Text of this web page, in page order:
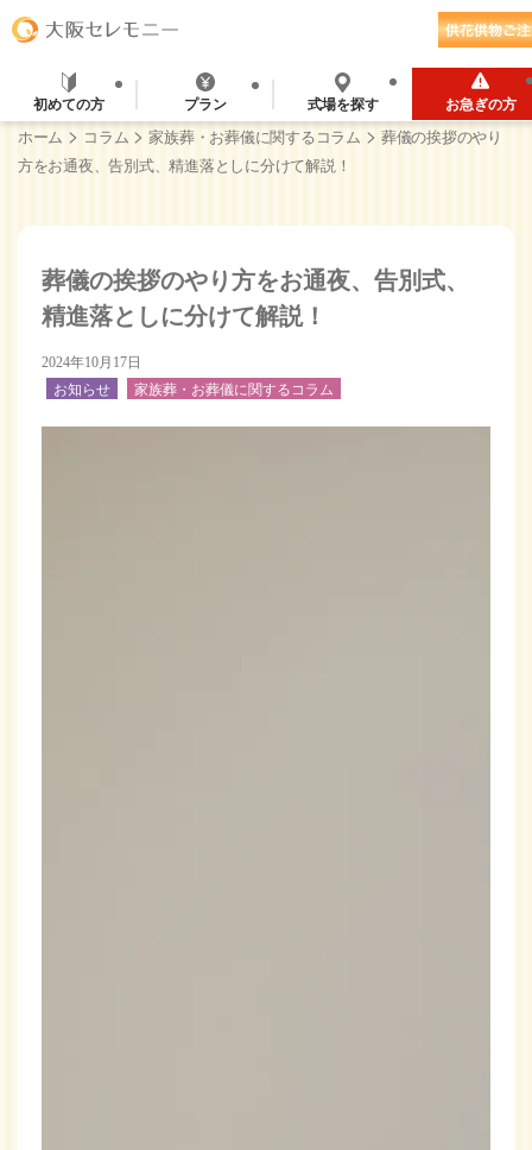
初めての方 プラン 式場を探す お急ぎの方
ホーム > コラム >家族葬・お葬儀に関するコラム > 葬儀の挨拶のやり
方をお通夜、告別式、精進落としに分けて解説！
葬儀の挨拶のやり方をお通夜、告別式、
精進落としに分けて解説！
2024年10月17日
お知らせ 家族葬・お葬儀に関するコラム